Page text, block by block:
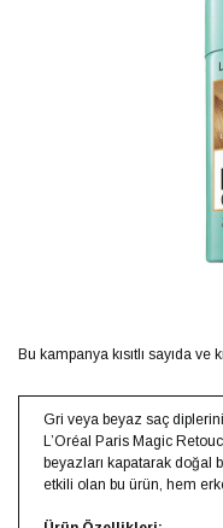
Bu kampanya kısıtlı sayıda ve
Gri veya beyaz saç
L’Oréal Paris Magic
beyazları kapatarak doğal
etkili olan bu ürün, hem